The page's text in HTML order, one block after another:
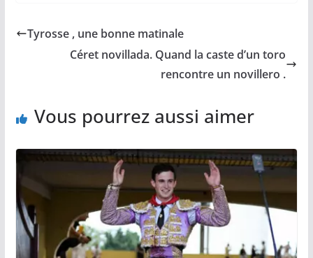
o
i
n
A
p
g
e
Tyrosse , une bonne matinale
Céret novillada. Quand la caste d’un toro
rencontre un novillero .
Vous pourrez aussi aimer